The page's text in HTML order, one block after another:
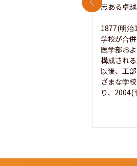
志ある卓越
1877(明治
学校が合
医学部お
構成され
以後、工
ざまな学
り、2004(
前のスライド